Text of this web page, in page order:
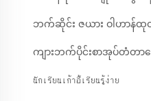
ဘက်ဆိုင်း ဇယား ဝါဟာန်
ကျားဘက်ပိုင်းစာအုပ်တံတာ
นักเรียนเก้าอี้เรียนรู้ง่าย